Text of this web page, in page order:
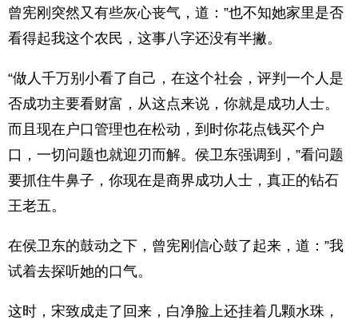
曾宪刚突然又有些灰心丧气，道：”也不知她家里是否
看得起我这个农民，这事八字还没有半撇。
“做人千万别小看了自己，在这个社会，评判一个人是
否成功主要看财富，从这点来说，你就是成功人士。
而且现在户口管理也在松动，到时你花点钱买个户
口，一切问题也就迎刃而解。侯卫东强调到，”看问题
要抓住牛鼻子，你现在是商界成功人士，真正的钻石
王老五。
在侯卫东的鼓动之下，曾宪刚信心鼓了起来，道：”我
试着去探听她的口气。
这时，宋致成走了回来，白净脸上还挂着几颗水珠，